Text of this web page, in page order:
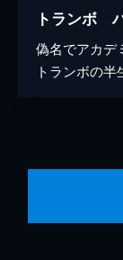
トランボ
偽名でアカデ
トランボの